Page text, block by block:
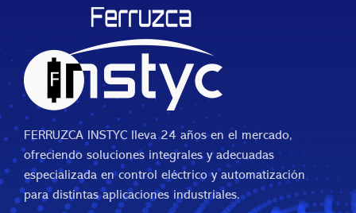
FERRUZCA INSTYC lleva 24 años en el mercado,
ofreciendo soluciones integrales y adecuadas
especializada en control eléctrico y automatización
para distintas aplicaciones industriales.